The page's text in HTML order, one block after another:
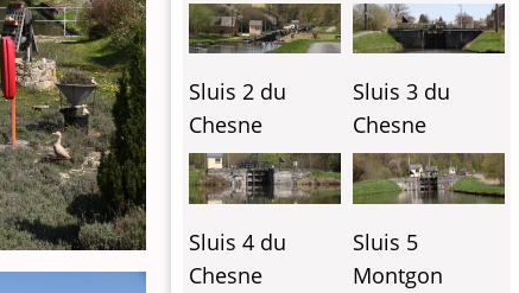
Sluis 2 du
Chesne
Sluis 3 du
Chesne
Sluis 4 du
Chesne
Sluis 5
Montgon